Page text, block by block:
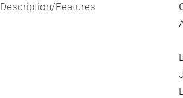
Description/Features